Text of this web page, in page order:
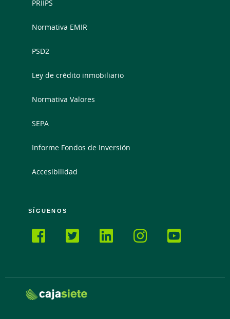
PRIIPS
Normativa EMIR
PSD2
Ley de crédito inmobiliario
Normativa Valores
SEPA
Informe Fondos de Inversión
Accesibilidad
SÍGUENOS